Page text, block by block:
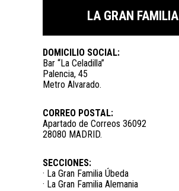
LA GRAN FAMILIA
DOMICILIO SOCIAL:
Bar “La Celadilla”
Palencia, 45
Metro Alvarado.
CORREO POSTAL:
Apartado de Correos 36092
28080 MADRID.
SECCIONES:
· La Gran Familia Úbeda
· La Gran Familia Alemania